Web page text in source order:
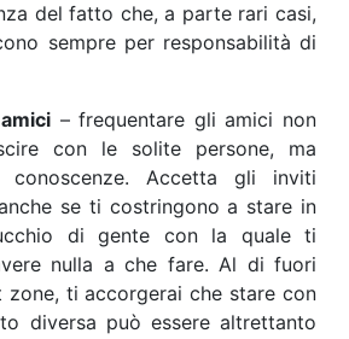
del fatto che, a parte rari casi,
sempre per responsabilità di
– frequentare gli amici non
con le solite persone, ma
Accetta gli inviti
se ti costringono a stare in
di gente con la quale ti
nulla a che fare. Al di fuori
ti accorgerai che stare con
diversa può essere altrettanto